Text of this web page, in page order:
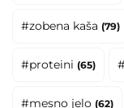
#zobena kaša (79)
#proteini (65)
#mesno jelo (62)